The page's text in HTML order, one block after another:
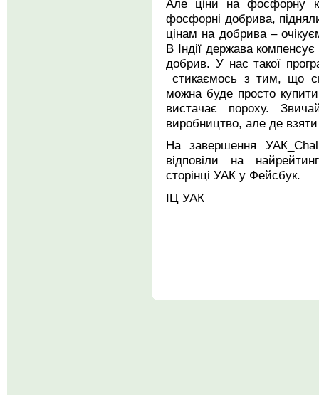
Але ціни на фосфорну
фосфорні добрива,
цінам на добрива –
В Індії держава
добрив. У нас такої
стикаємось з тим, що
можна буде просто
вистачає пороху.
виробництво, але де взяти
На завершення
відповіли на
сторінці УАК у Фейсбук.
ІЦ УАК